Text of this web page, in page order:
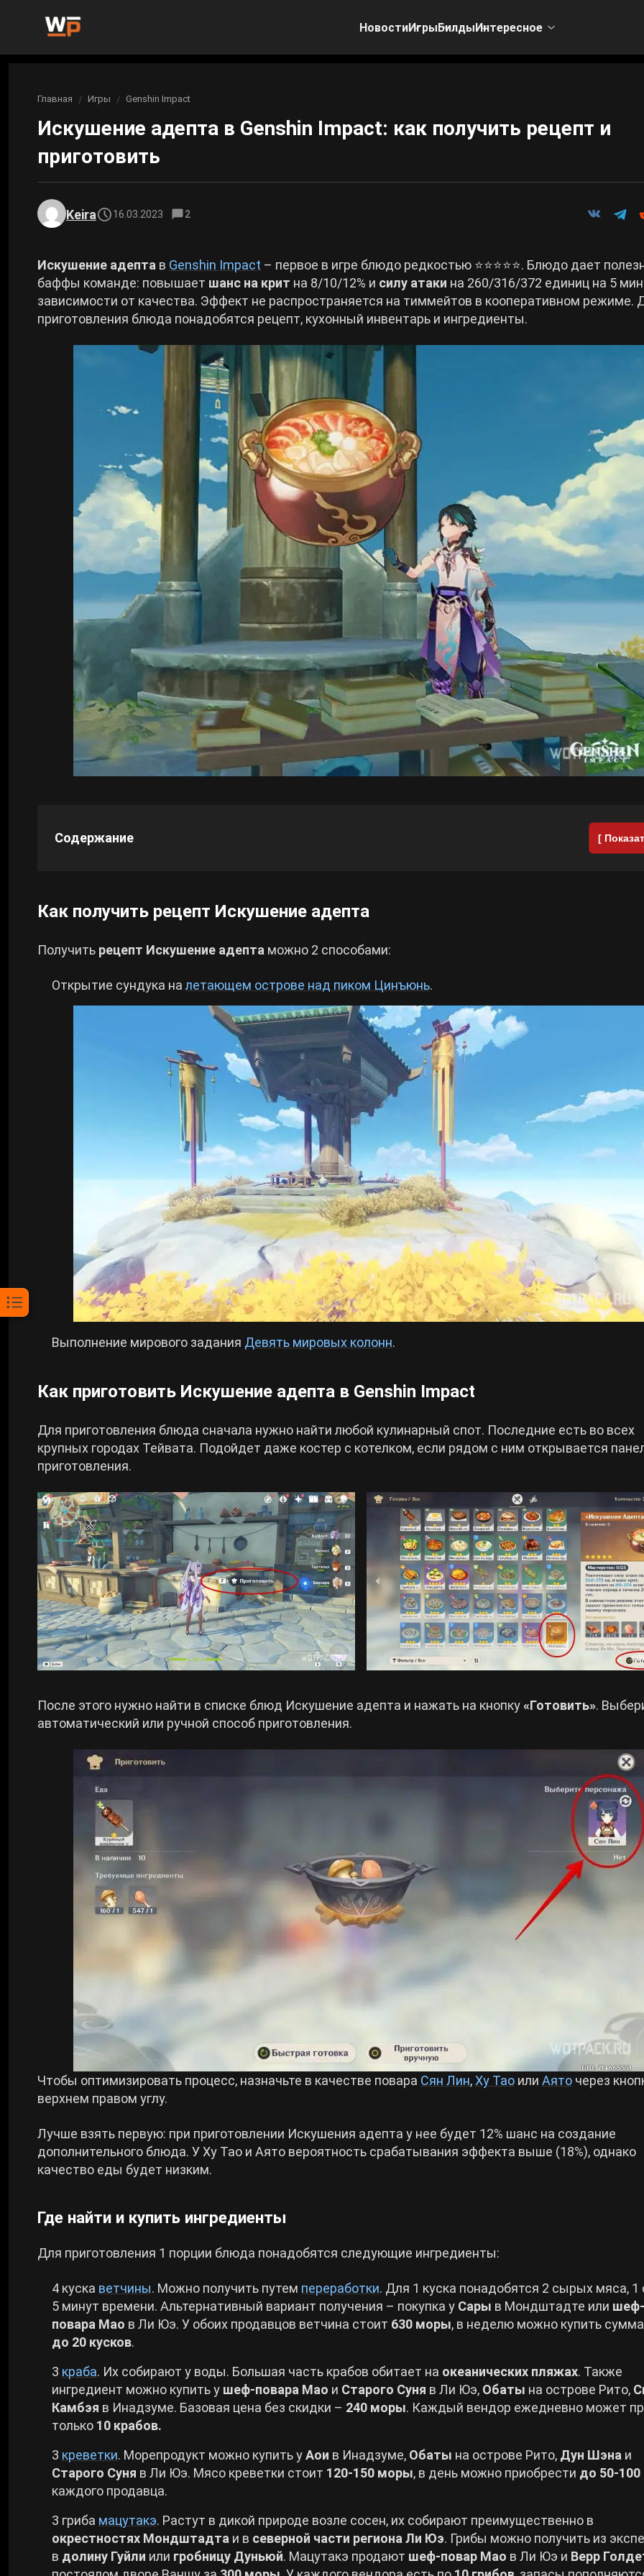
НовостиИгрыБилдыИнтересное
Новости Genshin Impact
Новости Honkai: Star Rail
Новости Zenless Zone Zero
Genshin Impact
Honkai: Star Rail
Neverness to Everness
Gothic 1 Remake
Arknights: Endfield
Zenless Zone Zero
Kingdom Come: Deliverance 2
Path of Exile 2
Wuthering Waves
Hogwarts Legacy
Cyberpunk 2077
Все игры
Билды Honkai: Star Rail
Билды Zenless Zone Zero
Билды Neverness to Everness
Билды Arknights: Endfield
Билды Wuthering Waves
Билды Path of Exile 2
Рейтинги
Фильмы и сериалы
Вы здесь:
Главная Игры Genshin Impact
Искушение адепта в Genshin Impact: как получить рецепт и
приготовить
Keira 16.03.2023 2
Искушение адепта в Genshin Impact – первое в игре блюдо редкостью ⭐⭐⭐⭐⭐. Блюдо дает
баффы команде: повышает шанс на крит на 8/10/12% и силу атаки на 260/316/372 единиц на 5
зависимости от качества. Эффект не распространяется на тиммейтов в кооперативном режиме.
приготовления блюда понадобятся рецепт, кухонный инвентарь и ингредиенты.
Содержание [
Как получить рецепт Искушение адепта
Получить рецепт Искушение адепта можно 2 способами:
Открытие сундука на летающем острове над пиком Цинъюнь.
Выполнение мирового задания Девять мировых колонн.
Как приготовить Искушение адепта в Genshin Impact
Для приготовления блюда сначала нужно найти любой кулинарный спот. Последние есть во всех
крупных городах Тейвата. Подойдет даже костер с котелком, если рядом с ним открывается
приготовления.
После этого нужно найти в списке блюд Искушение адепта и нажать на кнопку«Готовить».
автоматический или ручной способ приготовления.
Чтобы оптимизировать процесс, назначьте в качестве повара Сян Лин,Ху Тао или Аято через
верхнем правом углу.
Лучше взять первую: при приготовлении Искушения адепта у нее будет 12% шанс на создание
дополнительного блюда. У Ху Тао и Аято вероятность срабатывания эффекта выше (18%), однако
качество еды будет низким.
Где найти и купить ингредиенты
Для приготовления 1 порции блюда понадобятся следующие ингредиенты:
4 куска ветчины. Можно получить путем переработки. Для 1 куска понадобятся 2 сырых мяса, 1
5 минут времени. Альтернативный вариант получения – покупка у Сары в Мондштадте или шеф-
повара Мао в Ли Юэ. У обоих продавцов ветчина стоит 630 моры, в неделю можно купить
до 20 кусков.
3 краба. Их собирают у воды. Большая часть крабов обитает на океанических пляжах. Также
ингредиент можно купить у шеф-повара Мао и Старого Суня в Ли Юэ, Обаты на острове Рито,
Камбэя в Инадзуме. Базовая цена без скидки – 240 моры. Каждый вендор ежедневно может
только 10 крабов.
3 креветки. Морепродукт можно купить уАои в Инадзуме, Обаты на острове Рито, Дун Шэна и
Старого Суня в Ли Юэ. Мясо креветки стоит 120-150 моры, в день можно приобрести до 50-
каждого продавца.
3 гриба мацутакэ. Растут в дикой природе возле сосен, их собирают преимущественно в
окрестностях Мондштадта и в северной части региона Ли Юэ. Грибы можно получить из
в долину Гуйли или гробницу Дуньюй. Мацутакэ продают шеф-повар Мао в Ли Юэ и Верр